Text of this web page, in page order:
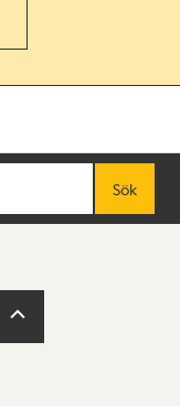
Sök